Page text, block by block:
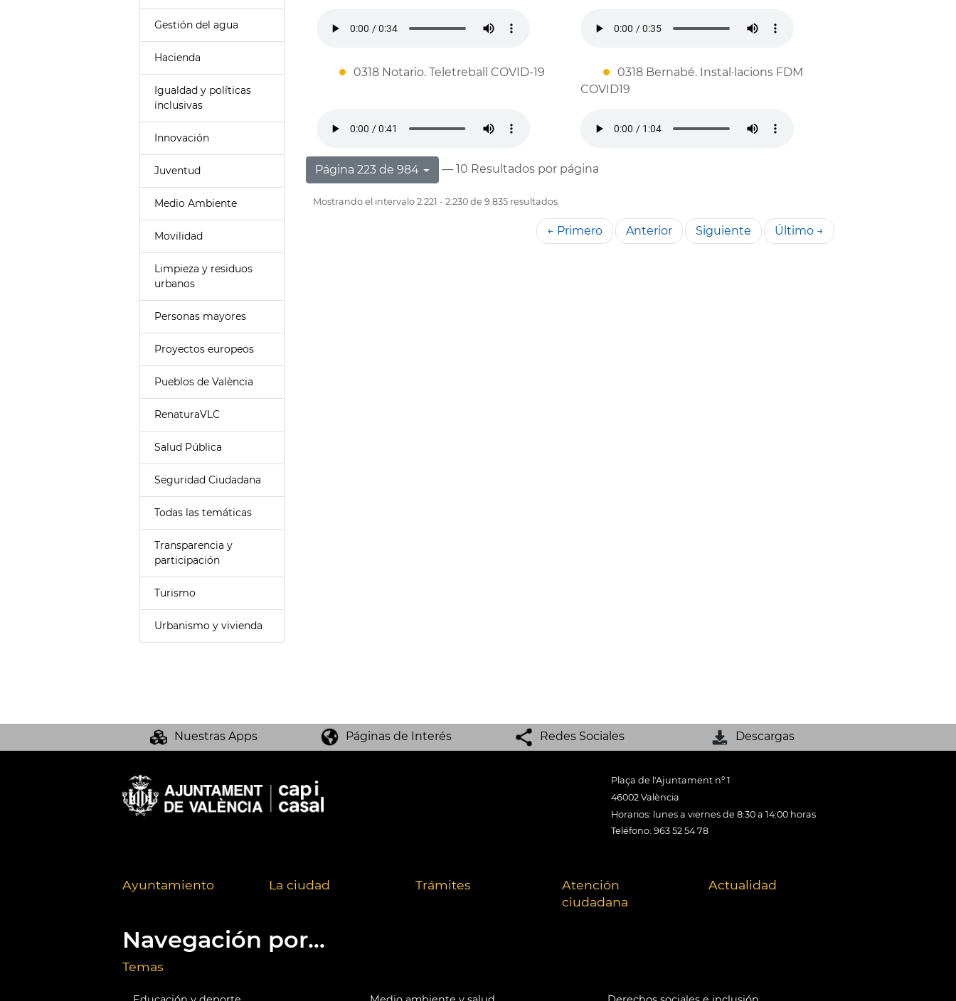
Gestión del agua
Hacienda
Igualdad y políticas
inclusivas
Innovación
Juventud
Medio Ambiente
Movilidad
Limpieza y residuos
urbanos
Personas mayores
Proyectos europeos
Pueblos de València
RenaturaVLC
Salud Pública
Seguridad Ciudadana
Todas las temáticas
Transparencia y
participación
Turismo
Urbanismo y vivienda
0318 Notario. Teletreball COVID-19
0318 Bernabé. Instal·lacions FDM
COVID19
Página 223 de 984 — 10 Resultados por página
Mostrando el intervalo 2.221 - 2.230 de 9.835 resultados.
← Primero Anterior Siguiente Último →
Nuestras Apps Páginas de Interés Redes Sociales Descargas
Plaça de l'Ajuntament nº 1
46002 València
Horarios: lunes a viernes de 8:30 a 14:00 horas
Teléfono: 963 52 54 78
Ayuntamiento La ciudad Trámites
Atención
ciudadana
Actualidad
Navegación por...
Temas